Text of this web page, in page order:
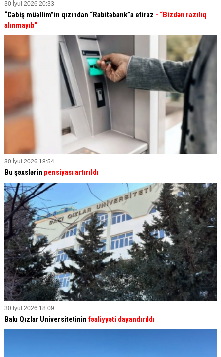
30 İyul 2026 20:33
“Cəbiş müəllim”in qızından “Rabitəbank”a etiraz - “Bizdən razılıq
alınmayıb”
30 İyul 2026 18:54
Bu şəxslərin pensiyası artırıldı
30 İyul 2026 18:09
Bakı Qızlar Universitetinin fəaliyyəti dayandırıldı